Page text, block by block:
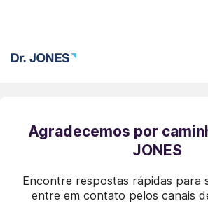
Agradecemos por
JONES
Encontre respostas rápidas para
entre em contato pelos canais